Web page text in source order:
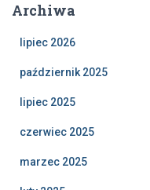
Archiwa
lipiec 2026
październik 2025
lipiec 2025
czerwiec 2025
marzec 2025